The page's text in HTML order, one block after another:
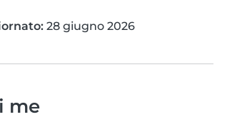
28 giugno 2026
me